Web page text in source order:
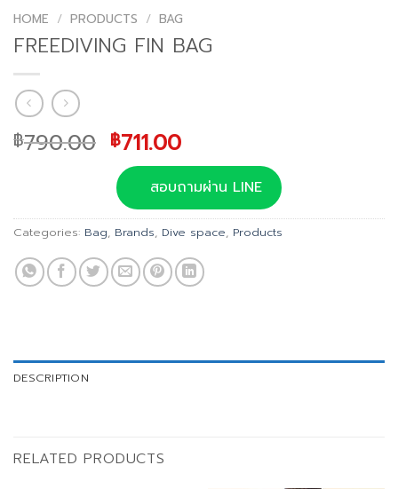
HOME / PRODUCTS / BAG
FREEDIVING FIN BAG
฿790.00 Original
price
was:
฿790.00.
฿711.00Current
price
is:
฿711.00.
สอบถามผ่าน LINE
Categories: Bag, Brands, Dive space, Products
DESCRIPTION
RELATED PRODUCTS